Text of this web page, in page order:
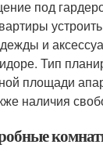
под
и
Тип
площади
наличия